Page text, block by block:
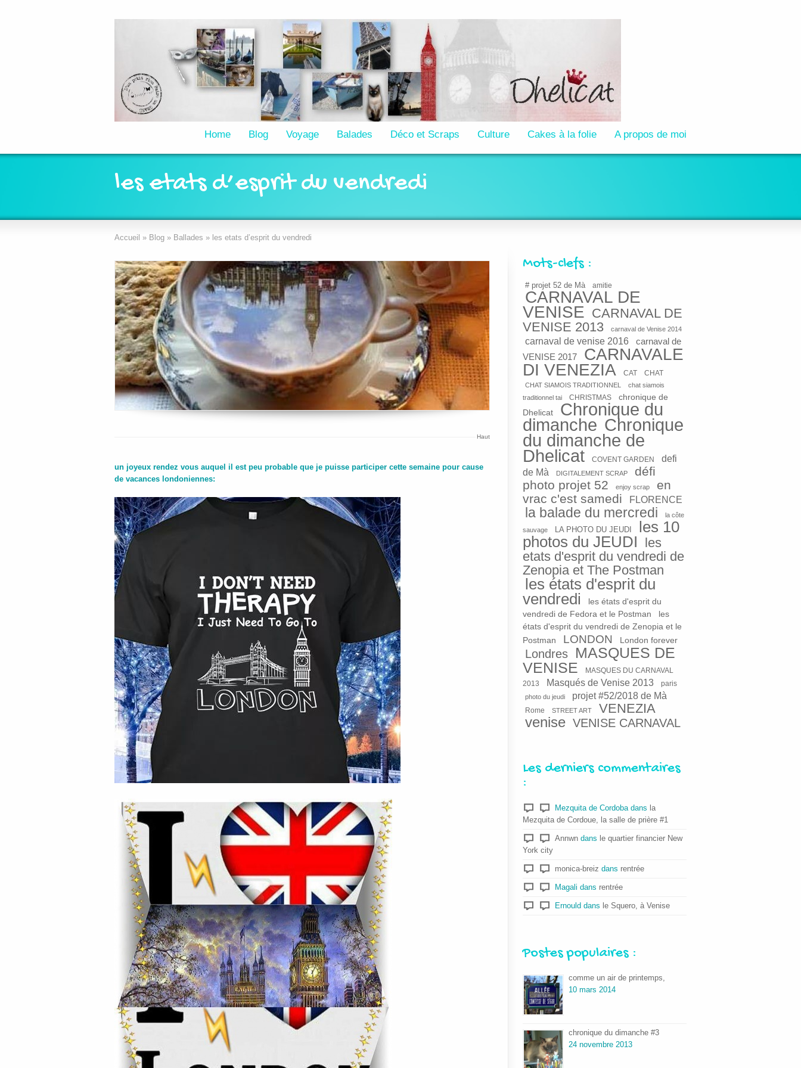
Home Blog Voyage Balades Déco et Scraps Culture Cakes à la folie A propos de moi
les etats d’esprit du vendredi
Accueil » Blog » Ballades » les etats d’esprit du vendredi
Haut
un joyeux rendez vous auquel il est peu probable que je puisse participer cette semaine pour cause
de vacances londoniennes:
Mots-clefs :
# projet 52 de Mà amitie
CARNAVAL DE
VENISE CARNAVAL DE
VENISE 2013
carnaval de Venise 2014
carnaval de venise 2016
carnaval de
VENISE 2017
CARNAVALE
DI VENEZIA
CAT CHAT
CHAT SIAMOIS TRADITIONNEL
chat siamois
traditionnel tai
CHRISTMAS
chronique de
Dhelicat
Chronique du
dimanche Chronique
du dimanche de
Dhelicat
COVENT GARDEN
defi
de Mà
DIGITALEMENT SCRAP
défi
photo projet 52
enjoy scrap
en
vrac c'est samedi
FLORENCE
la balade du mercredi la côte
sauvage LA PHOTO DU JEUDI
les 10
photos du JEUDI
les
etats d'esprit du vendredi de
Zenopia et The Postman
les états d'esprit du
vendredi
les états d'esprit du
vendredi de Fedora et le Postman
les
états d'esprit du vendredi de Zenopia et le
Postman
LONDON London forever
Londres
MASQUES DE
VENISE
MASQUES DU CARNAVAL
2013
Masqués de Venise 2013 paris
photo du jeudi projet #52/2018 de Mà
Rome STREET ART VENEZIA
venise VENISE CARNAVAL
Les derniers commentaires
:
Mezquita de Cordoba dans la
Mezquita de Cordoue, la salle de prière #1
Annwn dans le quartier financier New
York city
monica-breiz dans rentrée
Magali dans rentrée
Ernould dans le Squero, à Venise
Postes populaires :
comme un air de printemps,
10 mars 2014
chronique du dimanche #3
24 novembre 2013